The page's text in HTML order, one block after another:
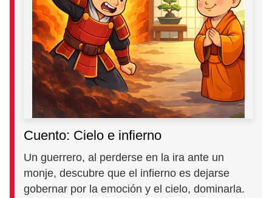
Cuento: Cielo e infierno
Un guerrero, al perderse en la ira ante un
monje, descubre que el infierno es dejarse
gobernar por la emoción y el cielo, dominarla.